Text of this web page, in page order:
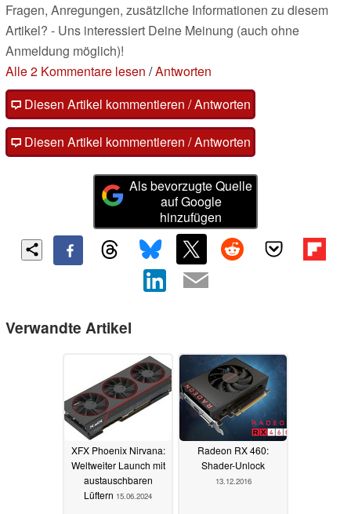
Fragen, Anregungen, zusätzliche Informationen zu diesem
Artikel? - Uns interessiert Deine Meinung (auch ohne
Anmeldung möglich)!
Alle 2 Kommentare lesen /Antworten
Diesen Artikel kommentieren / Antworten
Diesen Artikel kommentieren / Antworten
Als bevorzugte Quelle
auf Google
hinzufügen
Verwandte Artikel
XFX Phoenix Nirvana:
Weltweiter Launch mit
austauschbaren
Lüftern 15.06.2024
Radeon RX 460:
Shader-Unlock
13.12.2016